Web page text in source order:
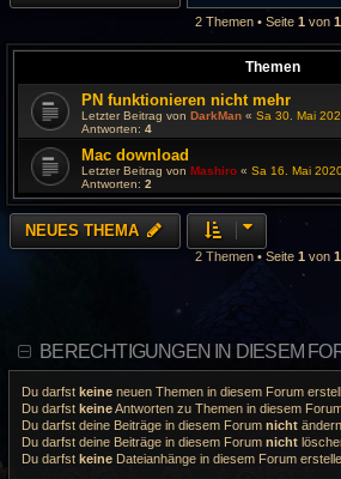
2 Themen • Seite 1 von 1
Themen
PN funktionieren nicht mehr
Letzter Beitrag von DarkMan « Sa 30. Mai
Antworten: 4
Mac download
Letzter Beitrag von Mashiro « Sa 16. Mai
Antworten: 2
NEUES THEMA
2 Themen • Seite 1 von 1
BERECHTIGUNGEN IN DIESEM
Du darfst keine neuen Themen in diesem Forum
Du darfst keineAntworten zu Themen in diesem
Du darfst deine Beiträge in diesem Forum nicht ändern.
Du darfst deine Beiträge in diesem Forum nicht
Du darfst keine Dateianhänge in diesem Forum